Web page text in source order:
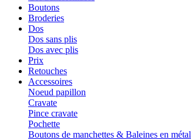
Boutons
Broderies
Dos
Dos sans plis
Dos avec plis
Prix
Retouches
Accessoires
Noeud papillon
Cravate
Pince cravate
Pochette
Boutons de manchettes & Baleines en métal